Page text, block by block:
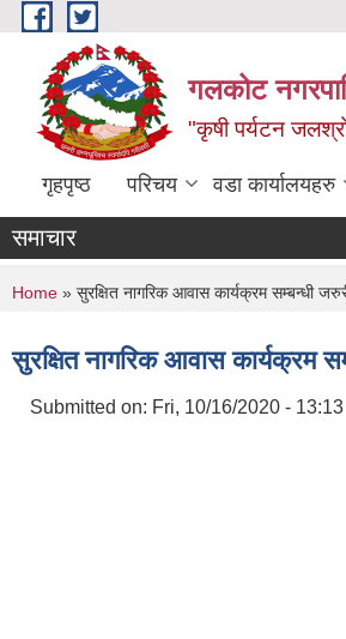
Skip to main content
गलकोट
"कृषी पर्यटन
गृहपृष्ठ परिचय वडा कार्यालयहरु
समाचार
You are here
Home » सुरक्षित नागरिक आवास कार्यक्रम सम्बन्धी
सुरक्षित नागरिक आवास कार्यक्रम
Submitted on: Fri, 10/16/2020 - 13:13